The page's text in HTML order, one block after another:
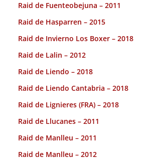
Raid de Fuenteobejuna – 2011
Raid de Hasparren – 2015
Raid de Invierno Los Boxer – 2018
Raid de Lalin – 2012
Raid de Liendo – 2018
Raid de Liendo Cantabria – 2018
Raid de Lignieres (FRA) – 2018
Raid de Llucanes – 2011
Raid de Manlleu – 2011
Raid de Manlleu – 2012